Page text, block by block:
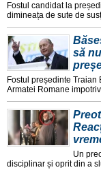
Fostul candidat la
dimineața de sute de
să
Fostul președinte Traian
Armatei Romane
Un
disciplinar și oprit din a